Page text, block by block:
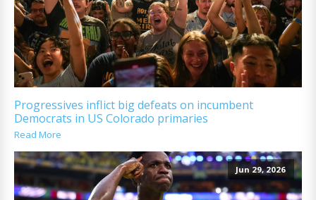
Progressives inflict big defeats on incumbent
Democrats in US Colorado primaries
Read More
Jun 29, 2026